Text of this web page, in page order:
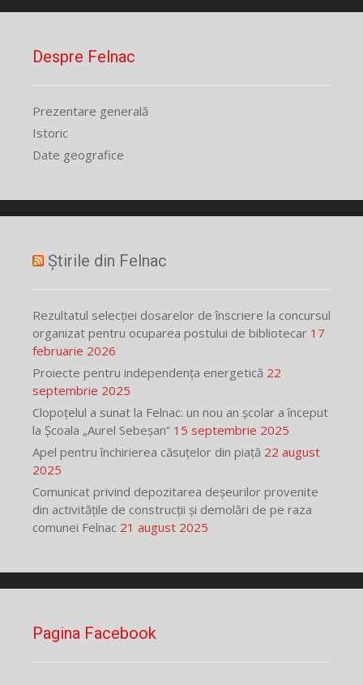
Despre Felnac
Prezentare generală
Istoric
Date geografice
Știrile din Felnac
Rezultatul selecției dosarelor de înscriere la concursul
organizat pentru ocuparea postului de bibliotecar 17
februarie 2026
Proiecte pentru independența energetică 22
septembrie 2025
Clopoțelul a sunat la Felnac: un nou an școlar a început
la Școala „Aurel Sebeșan” 15 septembrie 2025
Apel pentru închirierea căsuțelor din piață 22 august
2025
Comunicat privind depozitarea deșeurilor provenite
din activitățile de construcții și demolări de pe raza
comunei Felnac 21 august 2025
Pagina Facebook